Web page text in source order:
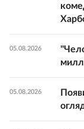
05.08.2026
05.08.2026